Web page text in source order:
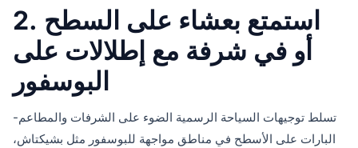
2. استمتع بعشاء على السطح
أو في شرفة مع إطلالات على
البوسفور
تسلط توجيهات السياحة الرسمية الضوء على الشرفات والمطاعم-
البارات على الأسطح في مناطق مواجهة للبوسفور مثل بشيكتاش،